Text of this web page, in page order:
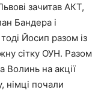
зачитав АКТ,
Бандера і
Йосип разом із
сітку ОУН. Разом
Волинь на акції
німці почали